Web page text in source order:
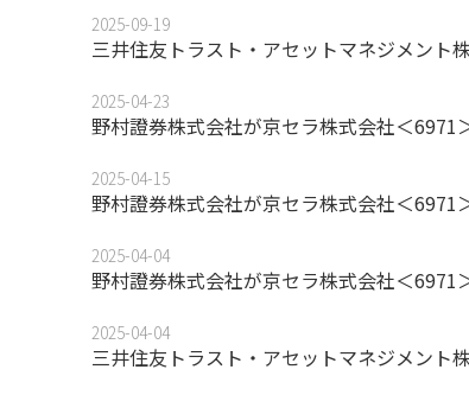
2025-09-19
三井住友トラスト・アセットマネジメント
2025-04-23
野村證券株式会社が京セラ株式会社＜6971
2025-04-15
野村證券株式会社が京セラ株式会社＜6971
2025-04-04
野村證券株式会社が京セラ株式会社＜6971
2025-04-04
三井住友トラスト・アセットマネジメント